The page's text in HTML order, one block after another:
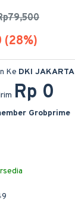
(28%)
Ke DKI JAKARTA
Rp 0
Grobprime